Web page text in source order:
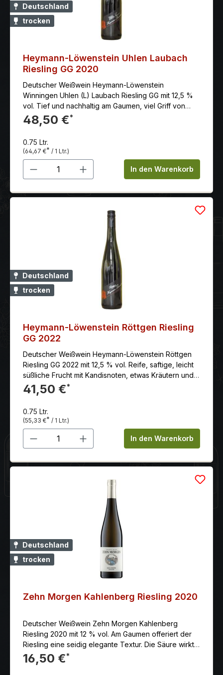
Deutschland
trocken
Heymann-Löwenstein Uhlen Laubach
Riesling GG 2020
Deutscher Weißwein Heymann-Löwenstein
Winningen Uhlen (L) Laubach Riesling GG mit 12,5 %
vol. Tief und nachhaltig am Gaumen, viel Griff von
mürben, reifen Gerbstoffen, süßlicher Schmelz,
gezügelte Kraft, noch jung, langer, saftiger und
deutlich rotfruchtigen, vor allem an Cranberries
erinnernden Noten.
48,50 €*
0.75 Ltr.
(64,67 €* / 1 Ltr.)
Produkt Anzahl: Gib denIn den Warenkorb
Deutschland
trocken
Heymann-Löwenstein Röttgen Riesling
GG 2022
Deutscher Weißwein Heymann-Löwenstein Röttgen
Riesling GG 2022 mit 12,5 % vol. Reife, saftige, leicht
süßliche Frucht mit Kandisnoten, etwas Kräutern und
kandiert-floralen Tönen, sehr feine, lebendige Säure,
ein Hauch Gerbstoff, gute Substanz und
nussige Töne, erdige Mineralik, sehr guter, fester,
saftiger und kräuterig-würziger Abgang
41,50 €*
0.75 Ltr.
(55,33 €* / 1 Ltr.)
Produkt Anzahl: Gib denIn den Warenkorb
Deutschland
trocken
Zehn Morgen Kahlenberg Riesling 2020
Deutscher Weißwein Zehn Morgen Kahlenberg
Riesling 2020 mit 12 % vol. Am Gaumen offeriert der
Riesling eine seidig elegante Textur. Die Säure wirkt
zunächst reif und ebenfalls seidig, dann baut sie aber
doch immer mehr Druck auf. Der Wein wirkt schlank
16,50 €*